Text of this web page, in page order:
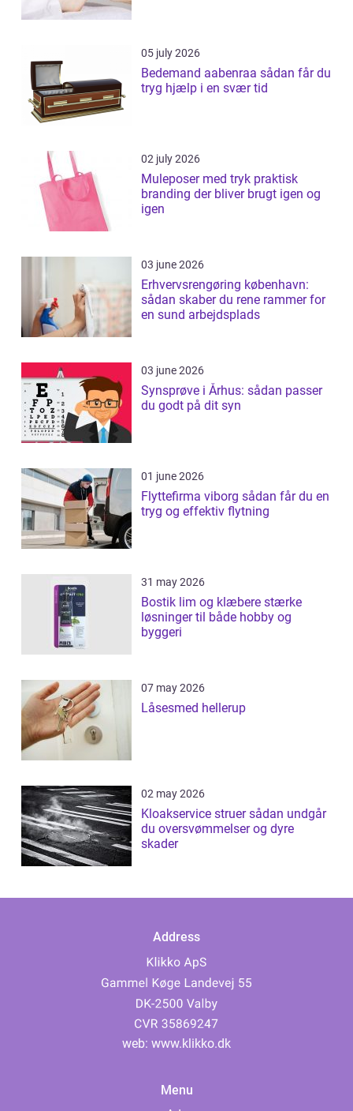
05 july 2026
Bedemand aabenraa sådan får du
tryg hjælp i en svær tid
02 july 2026
Muleposer med tryk praktisk
branding der bliver brugt igen og
igen
03 june 2026
Erhvervsrengøring københavn:
sådan skaber du rene rammer for
en sund arbejdsplads
03 june 2026
Synsprøve i Århus: sådan passer
du godt på dit syn
01 june 2026
Flyttefirma viborg sådan får du en
tryg og effektiv flytning
31 may 2026
Bostik lim og klæbere stærke
løsninger til både hobby og
byggeri
07 may 2026
Låsesmed hellerup
02 may 2026
Kloakservice struer sådan undgår
du oversvømmelser og dyre
skader
Address
web: www.klikko.dk
Menu